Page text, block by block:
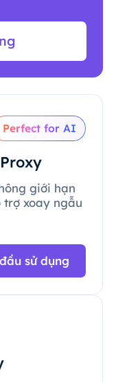
Perfect for AI
giới hạn
trợ xoay ngẫu
sử dụng